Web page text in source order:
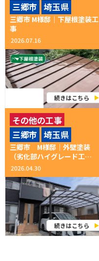
三郷市 M様邸｜下屋根塗装工
事
2026.07.16
続きはこちら
三郷市 埼玉県
三郷市 M様邸｜外壁塗装
（劣化部ハイグレード工
法）・カーポート設置工事
2026.04.30
続きはこちら
その他の工事
シーリング工事
付帯部塗装
外壁塗装
三郷市 埼玉県